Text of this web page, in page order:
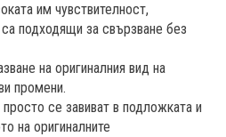
им чувствителност,
подходящи за свързване без
на оригиналния вид на
промени.
просто се завиват в подложката и
на оригиналните